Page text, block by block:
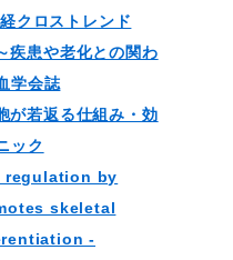
クロストレンド
疾患や老化との関わ
学会誌
が若返る仕組み・効
ック
regulation by
skeletal
-